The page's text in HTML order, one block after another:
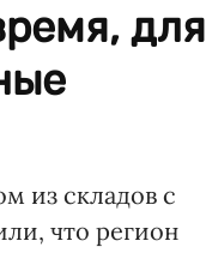
для
из складов с
что регион